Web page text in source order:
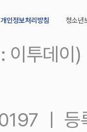
개인정보처리방침 청소년
이투데
ㅣ